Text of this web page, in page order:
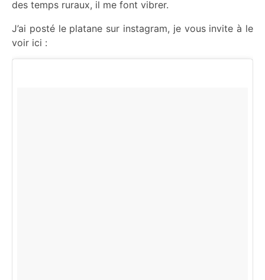
des temps ruraux, il me font vibrer.
J’ai posté le platane sur instagram, je vous invite à le
voir ici :